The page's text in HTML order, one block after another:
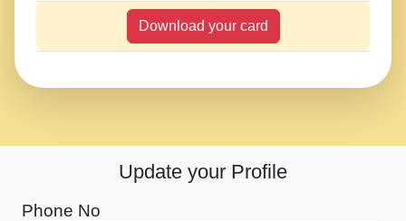
Download your card
Update your Profile
Phone No